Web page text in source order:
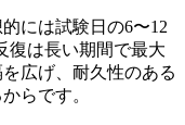
には試験日の6〜12
復は長い期間で最大
広げ、耐久性のある
らです。